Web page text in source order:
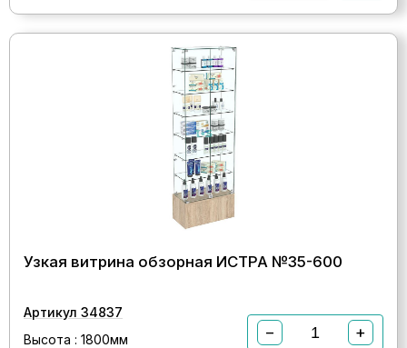
Узкая витрина обзорная ИСТРА №35-600
Артикул 34837
Высота : 1800мм
− +